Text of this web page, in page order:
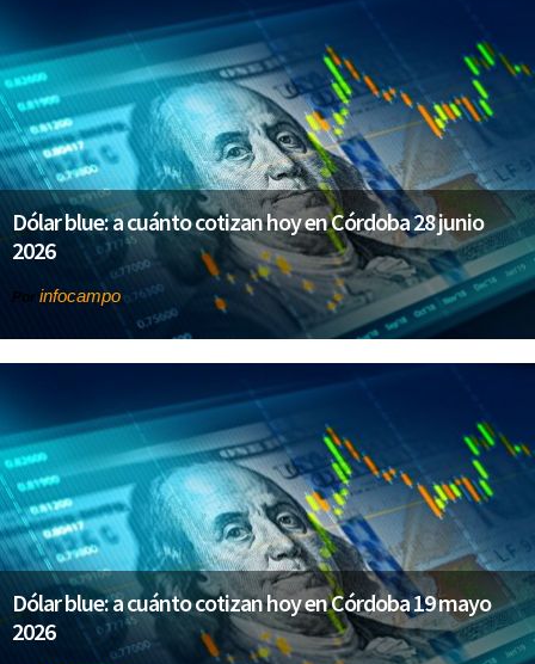
Dólar blue: a cuánto cotizan hoy en Córdoba 28 junio
2026
Por infocampo
Dólar blue: a cuánto cotizan hoy en Córdoba 19 mayo
2026